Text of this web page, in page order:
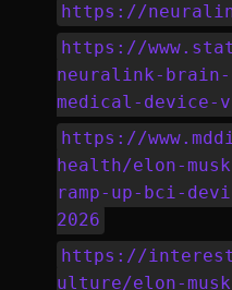
https://
https://
neuralink-
medical-device-
https://
health/elon-
ramp-up-bci-
2026
https://
ulture/elon-